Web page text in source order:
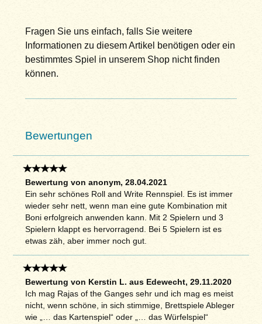
Fragen Sie uns einfach, falls Sie weitere
Informationen zu diesem Artikel benötigen oder ein
bestimmtes Spiel in unserem Shop nicht finden
können.
Bewertungen
Bewertung von anonym, 28.04.2021
Ein sehr schönes Roll and Write Rennspiel. Es ist immer
wieder sehr nett, wenn man eine gute Kombination mit
Boni erfolgreich anwenden kann. Mit 2 Spielern und 3
Spielern klappt es hervorragend. Bei 5 Spielern ist es
etwas zäh, aber immer noch gut.
Bewertung von Kerstin L. aus Edewecht, 29.11.2020
Ich mag Rajas of the Ganges sehr und ich mag es meist
nicht, wenn schöne, in sich stimmige, Brettspiele Ableger
wie „… das Kartenspiel“ oder „… das Würfelspiel“